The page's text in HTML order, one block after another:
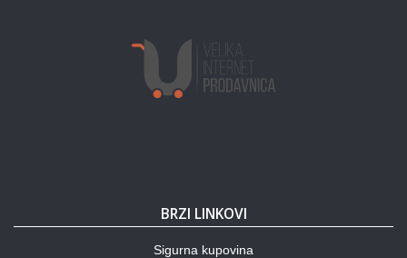
BRZI LINKOVI
Sigurna kupovina